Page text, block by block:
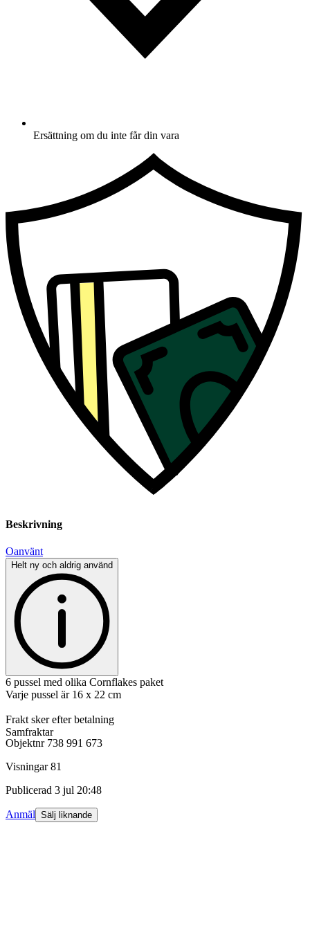
Ersättning om du inte får din vara
Beskrivning
Oanvänt
Helt ny och aldrig använd
6 pussel med olika Cornflakes paket
Varje pussel är 16 x 22 cm
Frakt sker efter betalning
Samfraktar
Objektnr 738 991 673
Visningar 81
Publicerad 3 jul 20:48
Anmäl Sälj liknande